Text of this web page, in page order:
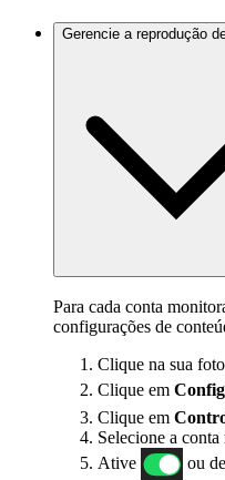
Gerencie a reprodução
Para cada conta
configurações de
Clique na sua
Clique em
Clique em
Selecione a
Ative
ou